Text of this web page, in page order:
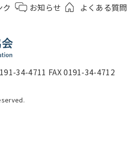
ク お知らせ よくある質問
34-4711 FAX 0191-34-4712